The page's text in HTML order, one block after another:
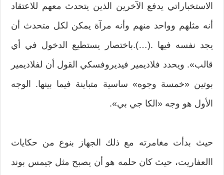
الاستخباراتي يدفع الآخرين الذين يتحدث معهم للاعتقاد
أنه مثلهم وواحد منهم وأنه مرآة يمكن لكل متحدث أن
يجد نفسه فيها .(…).باختصار يستطيع الدخول في أي
قالب». ويحدد فلاديمير فيديروفسكي القول أن لفلاديمير
بوتين «خمسة وجوه» ساسية متباينة فيما بينها. الوجه
الأول هو وجه «الكا جي بي».
حيث بدأت مغامرته مع ذلك الجهاز بنوع من حكايات
االعفاريت، حيث كان حلمه هو أن يصبح مثل جيمس بوند